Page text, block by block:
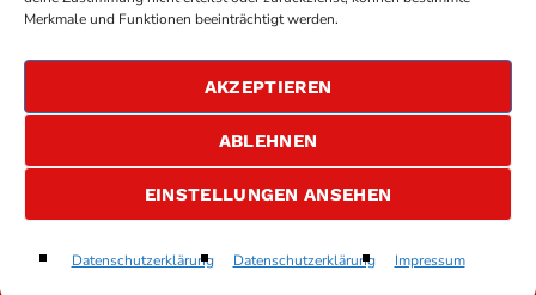
Merkmale und Funktionen beeinträchtigt werden.
AKZEPTIEREN
ABLEHNEN
EINSTELLUNGEN ANSEHEN
Datenschutzerklärung Datenschutzerklärung Impressum
play_arrow
I Just Might
COPYRIGHTANTENNE BAD KREUZNACH
DATENSCHUTZERKLÄRUNG
ALLGEMEINE GESCHÄFTSBEDINGUNGEN
GEWINNSPIELBEDINGUNGEN